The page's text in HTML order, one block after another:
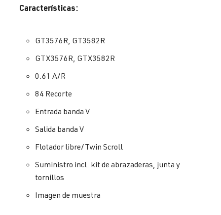
Características:
GT3576R, GT3582R
GTX3576R, GTX3582R
0.61 A/R
84 Recorte
Entrada banda V
Salida banda V
Flotador libre/Twin Scroll
Suministro incl. kit de abrazaderas, junta y
tornillos
Imagen de muestra